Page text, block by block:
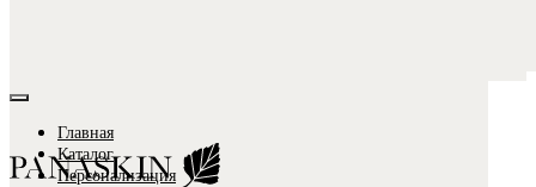
Главная
Каталог
Персонализация